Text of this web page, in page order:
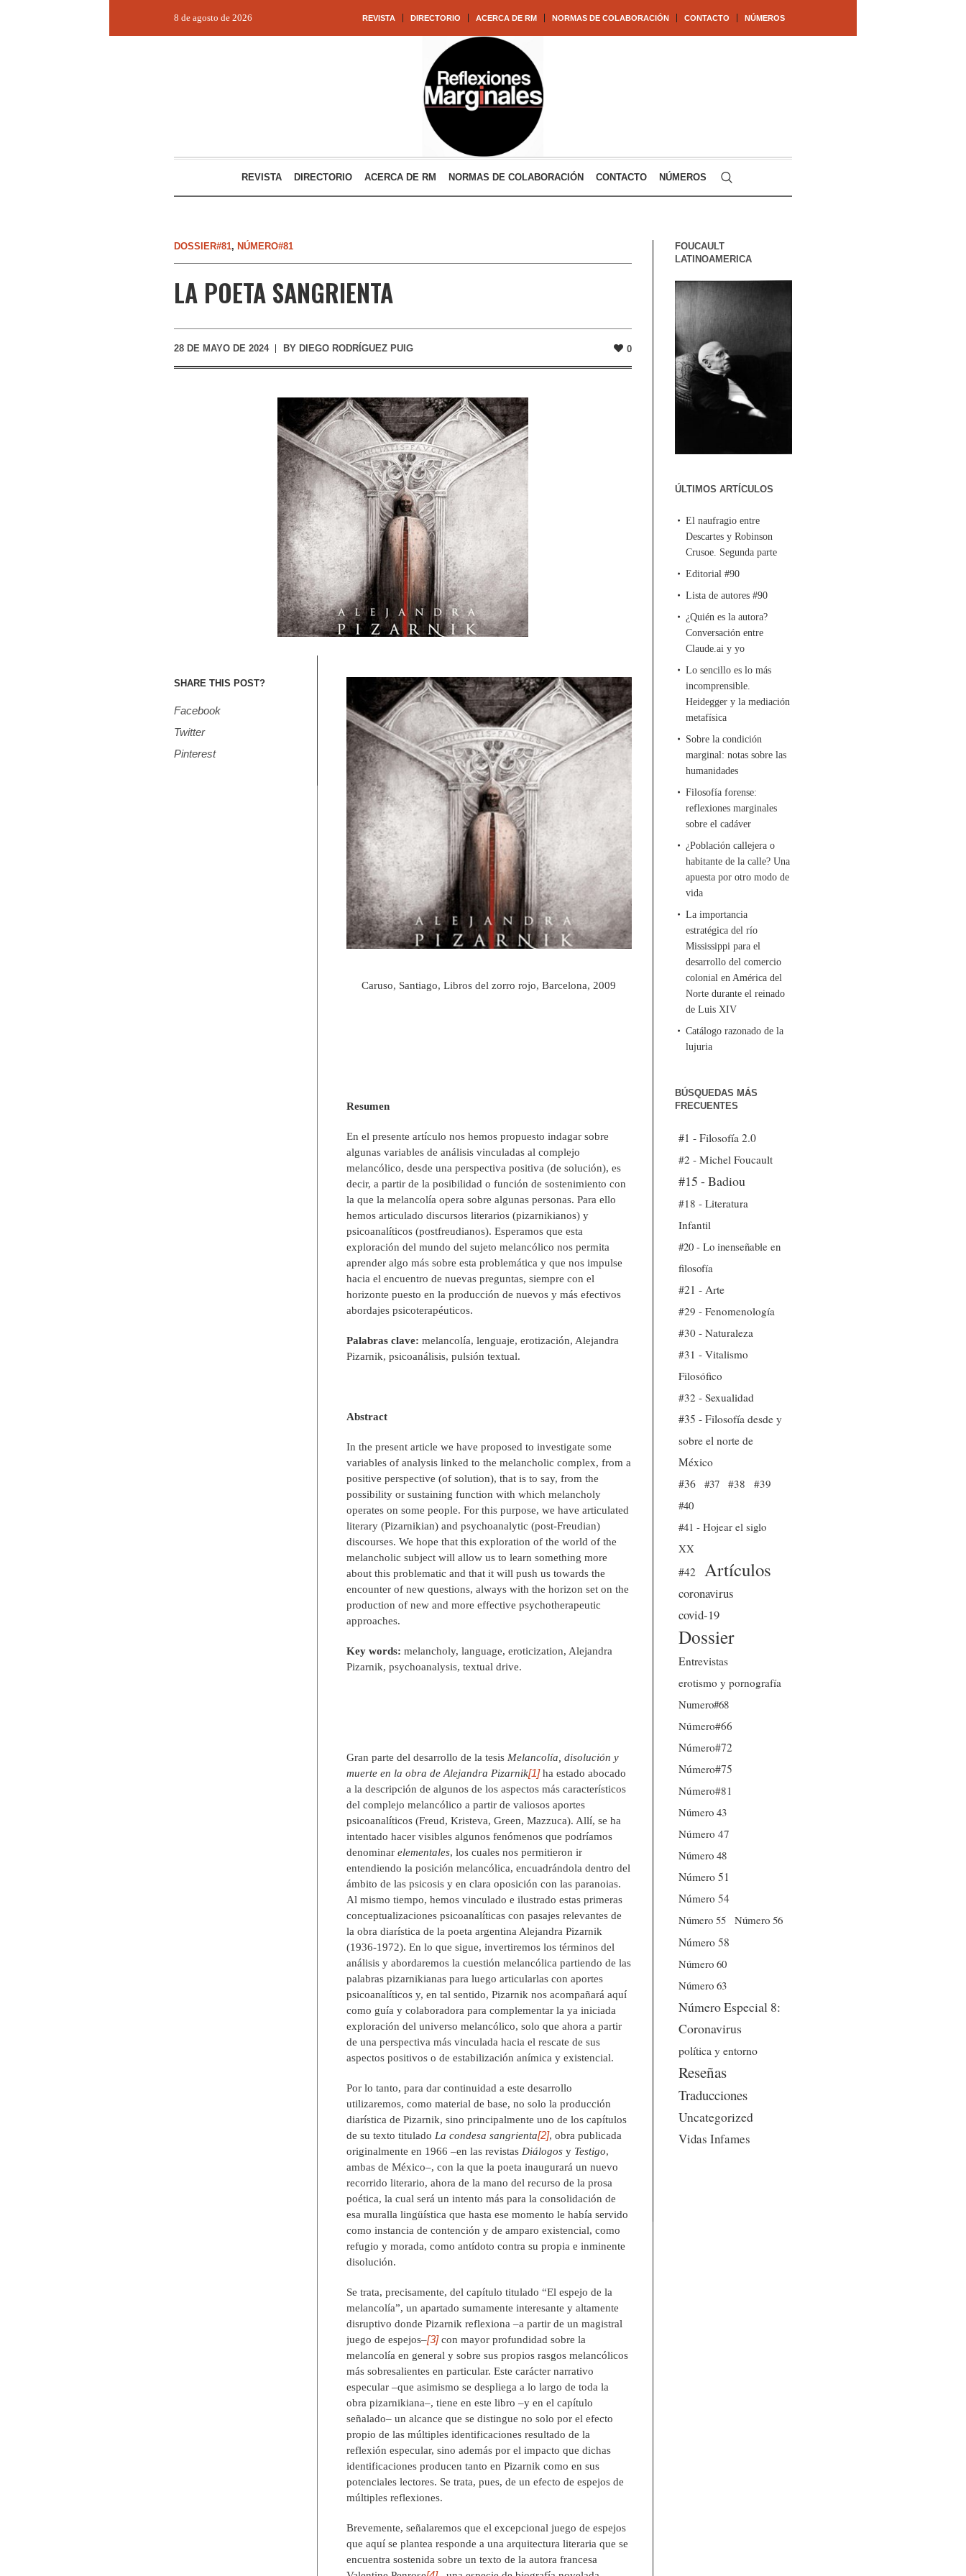
REVISTA DIRECTORIO ACERCA DE RM NORMAS DE COLABORACIÓN CONTACTO NÚMEROS
8 de agosto de 2026
REVISTA DIRECTORIO ACERCA DE RM NORMAS DE COLABORACIÓN CONTACTO NÚMEROS
DOSSIER#81, NÚMERO#81
LA POETA SANGRIENTA
28 DE MAYO DE 2024 BY DIEGO RODRÍGUEZ PUIG 0
SHARE THIS POST?
Facebook
Twitter
Pinterest
Caruso, Santiago, Libros del zorro rojo, Barcelona, 2009
Resumen
En el presente artículo nos hemos propuesto indagar sobre
algunas variables de análisis vinculadas al complejo
melancólico, desde una perspectiva positiva (de solución), es
decir, a partir de la posibilidad o función de sostenimiento con
la que la melancolía opera sobre algunas personas. Para ello
hemos articulado discursos literarios (pizarnikianos) y
psicoanalíticos (postfreudianos). Esperamos que esta
exploración del mundo del sujeto melancólico nos permita
aprender algo más sobre esta problemática y que nos impulse
hacia el encuentro de nuevas preguntas, siempre con el
horizonte puesto en la producción de nuevos y más efectivos
abordajes psicoterapéuticos.
Palabras clave: melancolía, lenguaje, erotización, Alejandra
Pizarnik, psicoanálisis, pulsión textual.
Abstract
In the present article we have proposed to investigate some
variables of analysis linked to the melancholic complex, from a
positive perspective (of solution), that is to say, from the
possibility or sustaining function with which melancholy
operates on some people. For this purpose, we have articulated
literary (Pizarnikian) and psychoanalytic (post-Freudian)
discourses. We hope that this exploration of the world of the
melancholic subject will allow us to learn something more
about this problematic and that it will push us towards the
encounter of new questions, always with the horizon set on the
production of new and more effective psychotherapeutic
approaches.
Key words: melancholy, language, eroticization, Alejandra
Pizarnik, psychoanalysis, textual drive.
Gran parte del desarrollo de la tesis Melancolía, disolución y
muerte en la obra de Alejandra Pizarnik[1]ha estado abocado
a la descripción de algunos de los aspectos más característicos
del complejo melancólico a partir de valiosos aportes
psicoanalíticos (Freud, Kristeva, Green, Mazzuca). Allí, se ha
intentado hacer visibles algunos fenómenos que podríamos
denominar elementales, los cuales nos permitieron ir
entendiendo la posición melancólica, encuadrándola dentro del
ámbito de las psicosis y en clara oposición con las paranoias.
Al mismo tiempo, hemos vinculado e ilustrado estas primeras
conceptualizaciones psicoanalíticas con pasajes relevantes de
la obra diarística de la poeta argentina Alejandra Pizarnik
(1936-1972). En lo que sigue, invertiremos los términos del
análisis y abordaremos la cuestión melancólica partiendo de las
palabras pizarnikianas para luego articularlas con aportes
psicoanalíticos y, en tal sentido, Pizarnik nos acompañará aquí
como guía y colaboradora para complementar la ya iniciada
exploración del universo melancólico, solo que ahora a partir
de una perspectiva más vinculada hacia el rescate de sus
aspectos positivos o de estabilización anímica y existencial.
Por lo tanto, para dar continuidad a este desarrollo
utilizaremos, como material de base, no solo la producción
diarística de Pizarnik, sino principalmente uno de los capítulos
de su texto titulado La condesa sangrienta[2], obra publicada
originalmente en 1966 –en las revistas Diálogos y Testigo,
ambas de México–, con la que la poeta inaugurará un nuevo
recorrido literario, ahora de la mano del recurso de la prosa
poética, la cual será un intento más para la consolidación de
esa muralla lingüística que hasta ese momento le había servido
como instancia de contención y de amparo existencial, como
refugio y morada, como antídoto contra su propia e inminente
disolución.
Se trata, precisamente, del capítulo titulado “El espejo de la
melancolía”, un apartado sumamente interesante y altamente
disruptivo donde Pizarnik reflexiona –a partir de un magistral
juego de espejos–[3]con mayor profundidad sobre la
melancolía en general y sobre sus propios rasgos melancólicos
más sobresalientes en particular. Este carácter narrativo
especular –que asimismo se despliega a lo largo de toda la
obra pizarnikiana–, tiene en este libro –y en el capítulo
señalado– un alcance que se distingue no solo por el efecto
propio de las múltiples identificaciones resultado de la
reflexión especular, sino además por el impacto que dichas
identificaciones producen tanto en Pizarnik como en sus
potenciales lectores. Se trata, pues, de un efecto de espejos de
múltiples reflexiones.
Brevemente, señalaremos que el excepcional juego de espejos
que aquí se plantea responde a una arquitectura literaria que se
encuentra sostenida sobre un texto de la autora francesa
FOUCAULT
LATINOAMERICA
ÚLTIMOS ARTÍCULOS
El naufragio entre
Descartes y Robinson
Crusoe. Segunda parte
Editorial #90
Lista de autores #90
¿Quién es la autora?
Conversación entre
Claude.ai y yo
Lo sencillo es lo más
incomprensible.
Heidegger y la mediación
metafísica
Sobre la condición
marginal: notas sobre las
humanidades
Filosofía forense:
reflexiones marginales
sobre el cadáver
¿Población callejera o
habitante de la calle? Una
apuesta por otro modo de
vida
La importancia
estratégica del río
Mississippi para el
desarrollo del comercio
colonial en América del
Norte durante el reinado
de Luis XIV
Catálogo razonado de la
lujuria
BÚSQUEDAS MÁS
FRECUENTES
#1 - Filosofía 2.0
#2 - Michel Foucault
#15 - Badiou
#18 - Literatura
Infantil
#20 - Lo inenseñable en
filosofía
#21 - Arte
#29 - Fenomenología
#30 - Naturaleza
#31 - Vitalismo
Filosófico
#32 - Sexualidad
#35 - Filosofía desde y
sobre el norte de
México
#36
#37 #38
#39
#40
#41 - Hojear el siglo
XX
#42
Artículos
coronavirus
covid-19
Dossier
Entrevistas
erotismo y pornografía
Numero#68
Número#66
Número#72
Número#75
Número#81
Número 43
Número 47
Número 48
Número 51
Número 54
Número 55
Número 56
Número 58
Número 60
Número 63
Número Especial 8:
Coronavirus
política y entorno
Reseñas
Traducciones
Uncategorized
Vidas Infames